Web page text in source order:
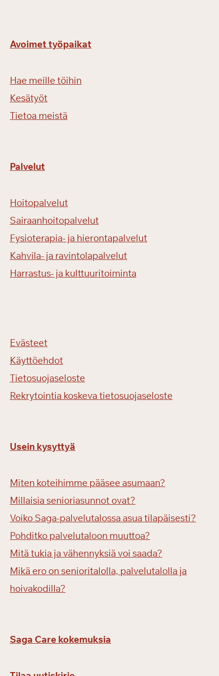
Avoimet työpaikat
Hae meille töihin
Kesätyöt
Tietoa meistä
Palvelut
Hoitopalvelut
Sairaanhoitopalvelut
Fysioterapia- ja hierontapalvelut
Kahvila- ja ravintolapalvelut
Harrastus- ja kulttuuritoiminta
Evästeet
Käyttöehdot
Tietosuojaseloste
Rekrytointia koskeva tietosuojaseloste
Usein kysyttyä
Miten koteihimme pääsee asumaan?
Millaisia senioriasunnot ovat?
Voiko Saga-palvelutalossa asua tilapäisesti?
Pohditko palvelutaloon muuttoa?
Mitä tukia ja vähennyksiä voi saada?
Mikä ero on senioritalolla, palvelutalolla ja
hoivakodilla?
Saga Care kokemuksia